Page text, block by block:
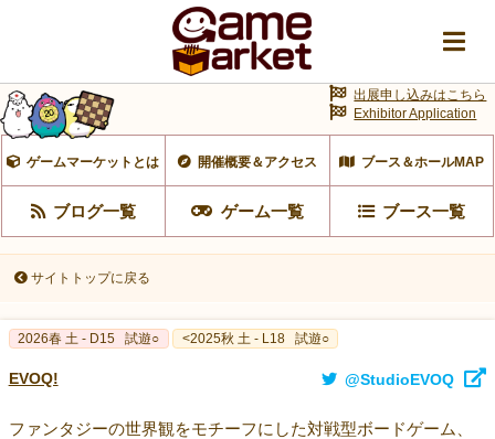
ゲームマーケットとは 開催概要＆アクセス ブース＆ホールMAP
ブログ一覧 ゲーム一覧 ブース一覧
出展申し込みはこちら
Exhibitor Application
サイトトップに戻る
2026春 土 - D15 試遊○ <2025秋 土 - L18 試遊○
EVOQ! @StudioEVOQ
ファンタジーの世界観をモチーフにした対戦型ボードゲーム、